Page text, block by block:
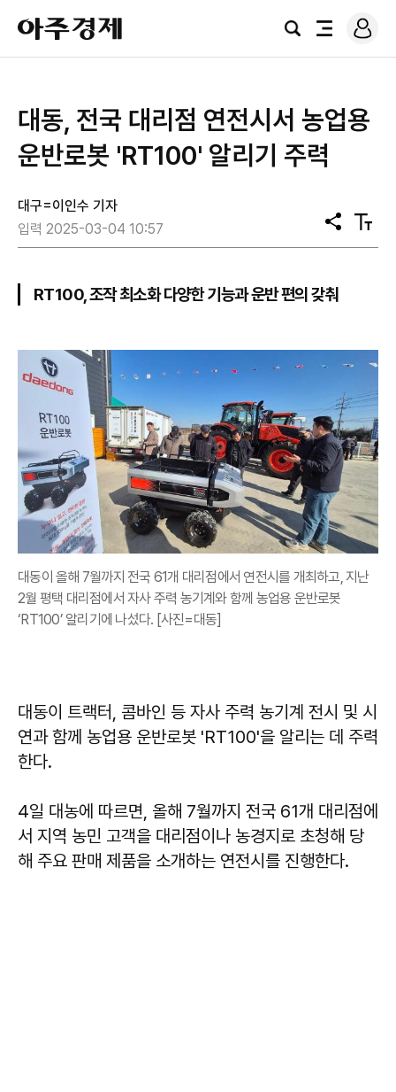
아
주
경
검
전
로
그
대동, 전국 대리점 연전시서 농업용
운반로봇 'RT100' 알리기 주력
대구=이인수 기자
입력 2025-03-04 10:57
공
유
텍
스
RT100, 조작 최소화 다양한 기능과 운반 편의 갖춰
대동이 올해 7월까지 전국 61개 대리점에서 연전시를 개최하고, 지난
2월 평택 대리점에서 자사 주력 농기계와 함께 농업용 운반로봇
‘RT100’ 알리기에 나섰다. [사진=대동]
대동이 트랙터, 콤바인 등 자사 주력 농기계 전시 및 시
연과 함께 농업용 운반로봇 'RT100'을 알리는 데 주력
한다.
4일 대농에 따르면, 올해 7월까지 전국 61개 대리점에
서 지역 농민 고객을 대리점이나 농경지로 초청해 당
해 주요 판매 제품을 소개하는 연전시를 진행한다.